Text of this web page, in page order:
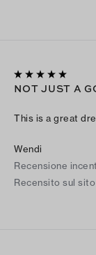
NOT JUST A
This is a great
Wendi
Recensione
Recensito sul sito